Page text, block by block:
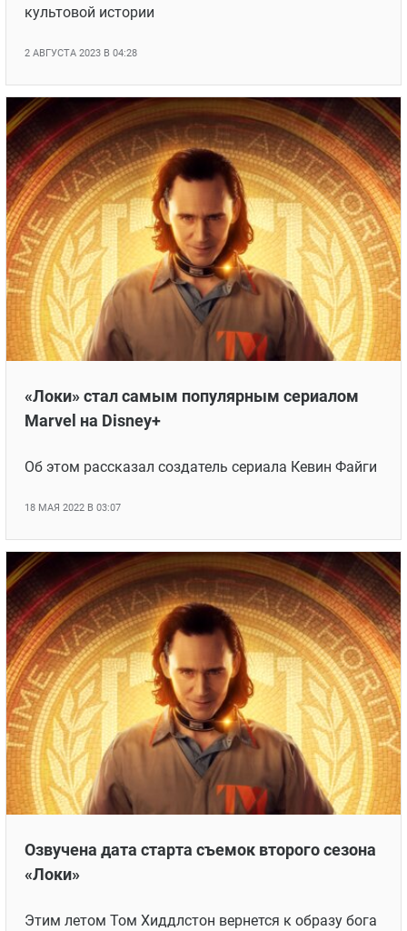
культовой истории
2 АВГУСТА 2023 В 04:28
«Локи» стал самым популярным сериалом
Marvel на Disney+
Об этом рассказал создатель сериала Кевин Файги
18 МАЯ 2022 В 03:07
Озвучена дата старта съемок второго сезона
«Локи»
Этим летом Том Хиддлстон вернется к образу бога